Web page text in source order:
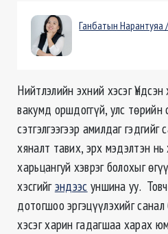
Ганбатын Нарантуяа
Нийтлэлийн эхний хэсэг
вакумд оршдоггүй, улс төрийн
сэтгэлгээгээр амилдаг
хяналт тавих, эрх мэдэлтэн
харьцангуй хэврэг болохыг
хэсгийгэндээс уншина уу.
дотогшоо эргэцүүлэхийг
хэсэг харин гадагшаа харах